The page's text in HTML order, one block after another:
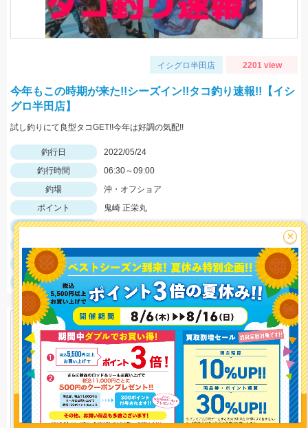
釣り情報を
投稿する
イシグロ半田店 2201 view
今年もこの時期が来た!!シーズイン!!タコ釣り速報!!【イシ
グロ半田店】
試し釣りにて良型タコGET!!今年は好調の気配!!
釣行日
2022/05/24
釣行時間
06:30～09:00
釣場
沖・オフショア
ポイント
鬼崎 正栄丸
釣魚
タコ
釣果
タコ１杯
サイズ
タコ1.6ｋｇ
×